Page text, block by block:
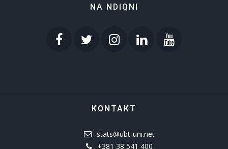
NA NDIQNI
KONTAKT
stats@ubt-uni.net
+381 38 541 400